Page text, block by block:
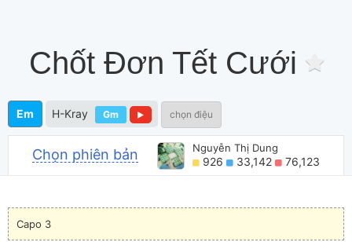
Chốt Đơn Tết Cưới
Em H-Kray Gm chọn điệu
Chọn phiên bản Nguyễn Thị Dung
926 33,142 76,123
Capo 3